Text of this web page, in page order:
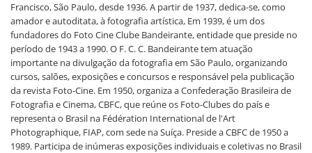
Francisco, São Paulo, desde 1936. A partir de 1937, dedica-se, como
amador e autoditata, à fotografia artística, Em 1939, é um dos
fundadores do Foto Cine Clube Bandeirante, entidade que preside no
período de 1943 a 1990. O F. C. C. Bandeirante tem atuação
importante na divulgação da fotografia em São Paulo, organizando
cursos, salões, exposições e concursos e responsável pela publicação
da revista Foto-Cine. Em 1950, organiza a Confederação Brasileira de
Fotografia e Cinema, CBFC, que reúne os Foto-Clubes do país e
representa o Brasil na Fédération International de l'Art
Photographique, FIAP, com sede na Suíça. Preside a CBFC de 1950 a
1989. Participa de inúmeras exposições individuais e coletivas no Brasil